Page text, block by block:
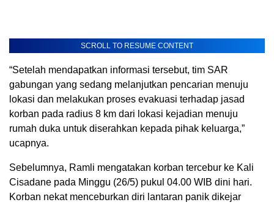
SCROLL TO RESUME CONTENT
“Setelah mendapatkan informasi tersebut, tim SAR
gabungan yang sedang melanjutkan pencarian menuju
lokasi dan melakukan proses evakuasi terhadap jasad
korban pada radius 8 km dari lokasi kejadian menuju
rumah duka untuk diserahkan kepada pihak keluarga,”
ucapnya.
Sebelumnya, Ramli mengatakan korban tercebur ke Kali
Cisadane pada Minggu (26/5) pukul 04.00 WIB dini hari.
Korban nekat menceburkan diri lantaran panik dikejar